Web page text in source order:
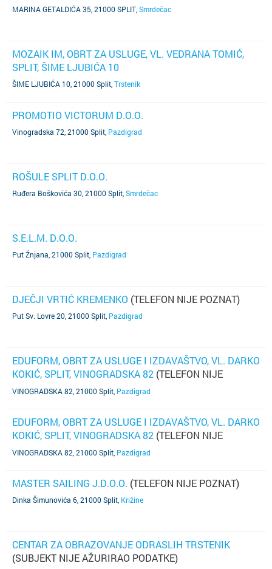
MARINA GETALDIĆA 35, 21000 SPLIT Smrdečac
MOZAIK IM, OBRT ZA USLUGE, VL. VEDRANA TOMIĆ,
SPLIT, ŠIME LJUBIĆA 10
ŠIME LJUBIĆA 10, 21000 Split Trstenik
PROMOTIO VICTORUM D.O.O.
Vinogradska 72, 21000 Split Pazdigrad
ROŠULE SPLIT D.O.O.
Ruđera Boškovića 30, 21000 Split Smrdečac
S.E.L.M. D.O.O.
Put Žnjana, 21000 Split Pazdigrad
DJEČJI VRTIĆ KREMENKO (TELEFON NIJE POZNAT)
Put Sv. Lovre 20, 21000 Split Pazdigrad
EDUFORM, OBRT ZA USLUGE I IZDAVAŠTVO, VL. DARKO
KOKIĆ, SPLIT, VINOGRADSKA 82 (TELEFON NIJE
POZNAT)
VINOGRADSKA 82, 21000 Split Pazdigrad
EDUFORM, OBRT ZA USLUGE I IZDAVAŠTVO, VL. DARKO
KOKIĆ, SPLIT, VINOGRADSKA 82 (TELEFON NIJE
POZNAT)
VINOGRADSKA 82, 21000 Split Pazdigrad
MASTER SAILING J.D.O.O. (TELEFON NIJE POZNAT)
Dinka Šimunovića 6, 21000 Split Križine
CENTAR ZA OBRAZOVANJE ODRASLIH TRSTENIK
(SUBJEKT NIJE AŽURIRAO PODATKE)